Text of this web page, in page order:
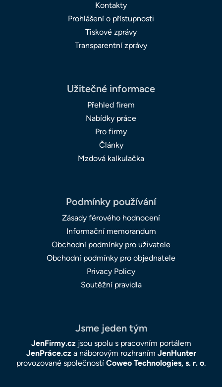
Kontakty
Prohlášení o přístupnosti
Tiskové zprávy
Transparentní zprávy
Užitečné informace
Přehled firem
Nabídky práce
Pro firmy
Články
Mzdová kalkulačka
Podmínky používání
Zásady férového hodnocení
Informační memorandum
Obchodní podmínky pro uživatele
Obchodní podmínky pro objednatele
Privacy Policy
Soutěžní pravidla
Jsme jeden tým
JenFirmy.czjsou spolu s pracovním portálem
JenPráce.cza náborovým rozhraním JenHunter
provozované společností Coweo Technologies, s. r. o.